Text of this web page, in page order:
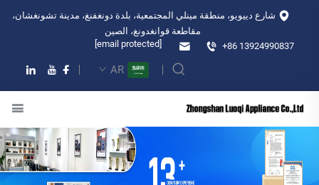
شارع دييويو، منطقة مينلي المجتمعية، بلدة دونغفنغ، مدينة تشونغشان،
مقاطعة قوانغدونغ، الصين
+86 13924990837
AR